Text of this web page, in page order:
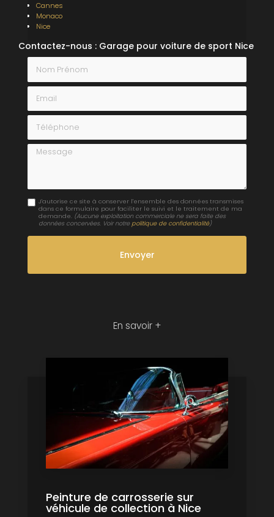
Cannes
Monaco
Nice
Contactez-nous : Garage pour voiture de sport Nice
Nom Prénom
Email
Téléphone
Message
J'autorise ce site à conserver l'ensemble des données transmises
dans ce formulaire pour faciliter le suivi et le traitement de ma
demande. (Aucune exploitation commerciale ne sera faite des
données concervées. Voir notre politique de confidentialité)
En savoir +
Peinture de carrosserie sur
véhicule de collection à Nice